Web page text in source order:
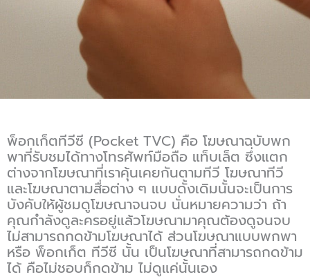
พ็อกเก็ตทีวีซี (Pocket TVC) คือ โฆษณาฉบับพก
พาที่รับชมได้ทางโทรศัพท์มือถือ แท็บเล็ต ซึ่งแตก
ต่างจากโฆษณาที่เราคุ้นเคยกันตามทีวี โฆษณาทีวี
และโฆษณาตามสื่อต่าง ๆ แบบดั้งเดิมนั้นจะเป็นการ
บังคับให้ผู้ชมดูโฆษณาจนจบ นั่นหมายความว่า ถ้า
คุณกำลังดูละครอยู่แล้วโฆษณามาคุณต้องดูจนจบ
ไม่สามารถกดข้ามโฆษณาได้ ส่วนโฆษณาแบบพกพา
หรือ พ็อกเก็ต ทีวีซี นั้น เป็นโฆษณาที่สามารถกดข้าม
ได้ คือไม่ชอบก็กดข้าม ไม่ดูแค่นั้นเอง